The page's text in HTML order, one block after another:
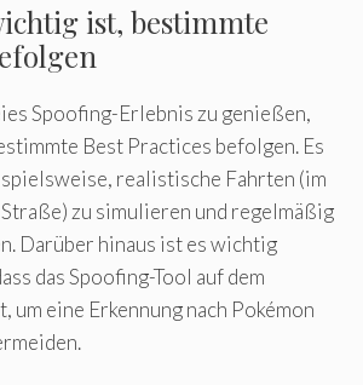
ist, bestimmte
Spoofing-Erlebnis zu genießen,
Best Practices befolgen. Es
realistische Fahrten (im
zu simulieren und regelmäßig
Darüber hinaus ist es wichtig
das Spoofing-Tool auf dem
um eine Erkennung nach Pokémon